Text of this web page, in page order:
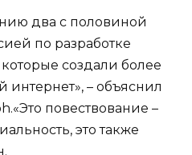
два с половиной
по разработке
создали более
– объяснил
повествование –
это также